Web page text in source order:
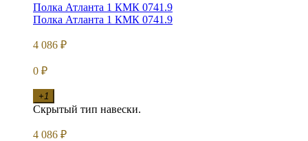
Полка Атланта 1 КМК 0741.9
Полка Атланта 1 КМК 0741.9
4 086 ₽
0 ₽
+1
Скрытый тип навески.
4 086 ₽